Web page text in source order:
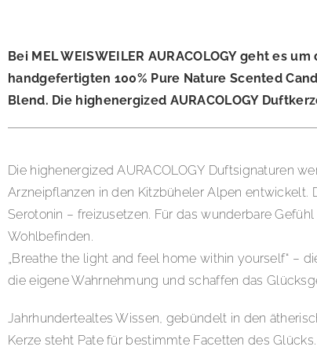
Bei MEL WEISWEILER AURACOLOGY geht es
handgefertigten 100% Pure Nature Scented
Blend. Die highenergized AURACOLOGY
Die highenergized AURACOLOGY Duftsignaturen
Arzneipflanzen in den Kitzbüheler Alpen entwickelt.
Serotonin – freizusetzen. Für das wunderbare
Wohlbefinden.
„Breathe the light and feel home within yourself“ –
die eigene Wahrnehmung und schaffen das
Jahrhundertealtes Wissen, gebündelt in den
Kerze steht Pate für bestimmte Facetten des